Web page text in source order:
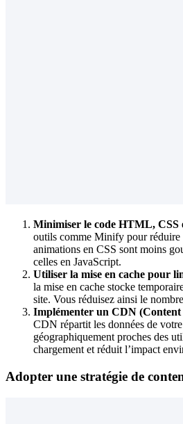
Minimiser le code HTML, CSS
outils comme Minify pour
animations en CSS sont moins
celles en JavaScript.
Utiliser la mise en cache pour
la mise en cache stocke
site. Vous réduisez ainsi le
Implémenter un CDN
CDN répartit les données de
géographiquement proches des
chargement et réduit l’impact
Adopter une stratégie de